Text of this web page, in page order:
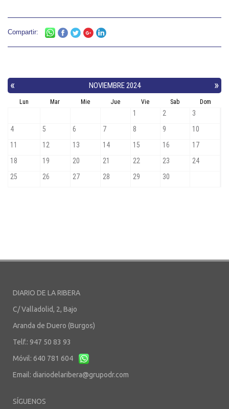
Compartir:
DIARIO DE LA RIBERA
C/ Valladolid, 2, Bajo
Aranda de Duero (Burgos)
Telf.: 947 50 83 93
Móvil: 640 781 604
Email: diariodelaribera@grupodr.com
SÍGUENOS